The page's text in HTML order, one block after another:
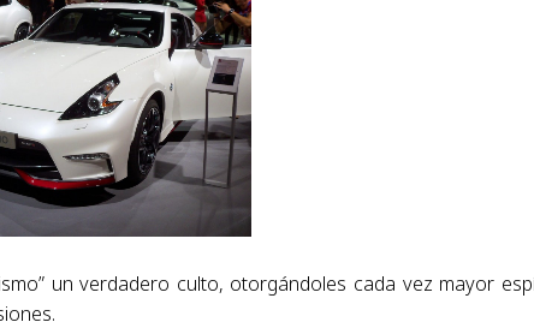
un verdadero culto, otorgándoles cada vez mayor